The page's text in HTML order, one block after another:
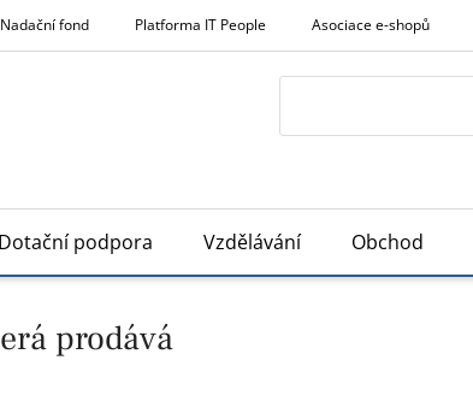
Nadační fond Platforma IT People Asociace e-shopů
Dotační podpora Vzdělávání Obchod
prodává